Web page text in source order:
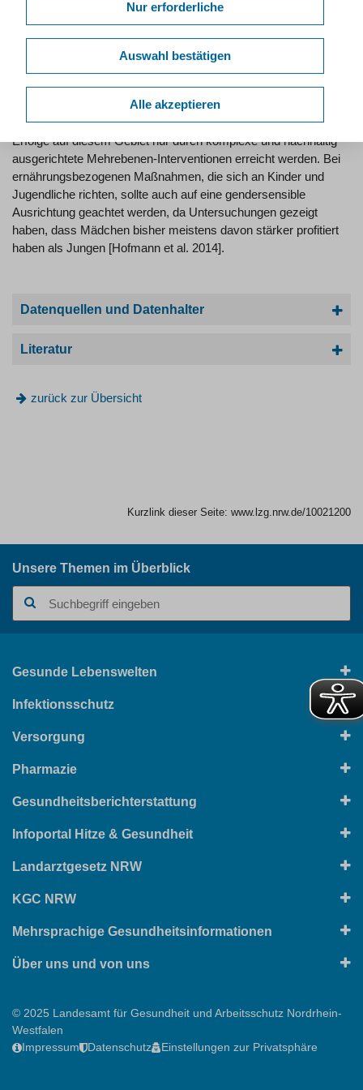
Ein höherer Gemüse- und Obstkonsum könnte die
Insbesondere in Bezug auf Herz-Kreislauf-Erkrankungen ist der
2011]. Ernährungsbezogene Gesundheitsförderungs- und
Präventionsmaßnahmen waren jedoch in der Vergangenheit
häufig wenig effektiv. Nach heutigen Erkenntnissen können
Erfolge auf diesem Gebiet nur durch komplexe und nachhaltig
ausgerichtete Mehrebenen-Interventionen erreicht werden. Bei
ernährungsbezogenen Maßnahmen, die sich an Kinder und
Jugendliche richten, sollte auch auf eine gendersensible
Ausrichtung geachtet werden, da Untersuchungen gezeigt
haben, dass Mädchen bisher meistens davon stärker profitiert
haben als Jungen [Hofmann et al. 2014].
Datenquellen und Datenhalter
Literatur
zurück zur Übersicht
Kurzlink dieser Seite: www.lzg.nrw.de/10021200
Unsere Themen im Überblick
Gesunde Lebenswelten
Infektionsschutz
Versorgung
Pharmazie
Gesundheitsberichterstattung
Infoportal Hitze & Gesundheit
Landarztgesetz NRW
KGC NRW
Mehrsprachige Gesundheitsinformationen
Über uns und von uns
© 2025 Landesamt für Gesundheit und Arbeitsschutz Nordrhein-
Westfalen
Impressum
Datenschutz Einstellungen zur Privatsphäre
Nur erforderliche
Auswahl bestätigen
Alle akzeptieren